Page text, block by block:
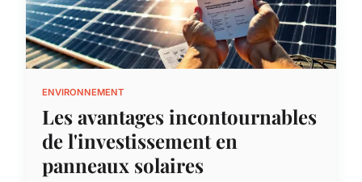
ENVIRONNEMENT
Les avantages incontournables
de l'investissement en
panneaux solaires